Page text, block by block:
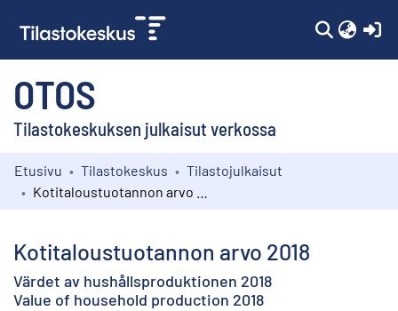
OTOS
Tilastokeskuksen julkaisut verkossa
Kokoelmat
Etusivu Tilastokeskus
Tilastojulkaisut
Kotitaloustuotannon arvo 2018
Värdet av hushållsproduktionen 2018
Value of household production 2018